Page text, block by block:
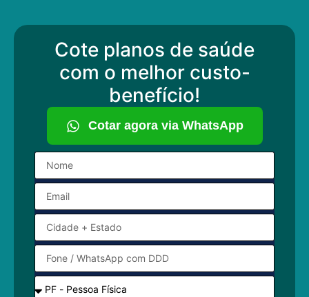
Cote planos de saúde
com o melhor custo-
benefício!
Cotar agora via WhatsApp